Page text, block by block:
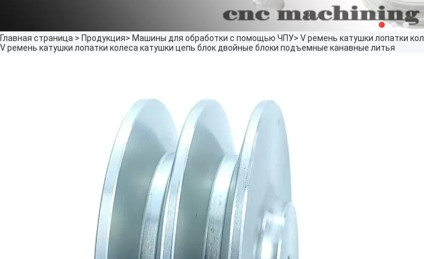
Главная страница > Продукция> Машины для обработки с помощью ЧПУ> V ремень катушки лопатки
V ремень катушки лопатки колеса катушки цепь блок двойные блоки подъемные канавные литья